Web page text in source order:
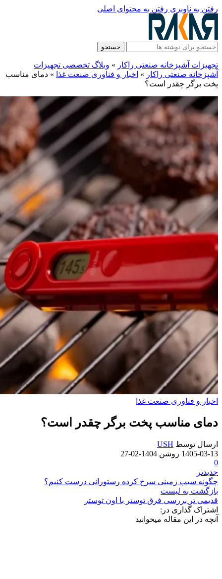
رفتن به ناوبری رفتن به محتوای اصلی
جستجو
تجهیزات آشپزخانه صنعتی راکار » وبلاگ تخصصی تجهیزات
آشپزخانه صنعتی راکار » اخبار و فناوری‌ صنعت غذا » دمای مناسب
پخت برگر چقدر است؟
اخبار و فناوری‌ صنعت غذا
دمای مناسب پخت برگر چقدر است؟
ارسال توسط USH
1405-03-13 روشن 1404-02-27
0
جدیدتر
چگونه سیب زمینی سرخ کرده رستورانی درست کنیم؟
بازگشت به لیست
قدیمی تر بررسی فرق توستر با اون توستر
اشتراک گذاری در:
آنچه در این مقاله میخوانید